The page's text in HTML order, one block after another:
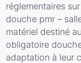
réglementaires
douche pmr –
matériel destiné
obligatoire
adaptation à leur